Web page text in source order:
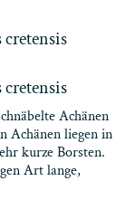
Achänen
Achänen liegen in
kurze Borsten.
Art lange,